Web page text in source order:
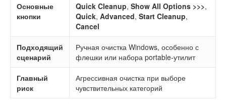
Основные
кнопки
Quick Cleanup, Show All Options >>>,
Quick, Advanced, Start Cleanup,
Cancel
Подходящий
сценарий
Ручная очистка Windows, особенно с
флешки или набора portable-утилит
Главный
риск
Агрессивная очистка при выборе
чувствительных категорий